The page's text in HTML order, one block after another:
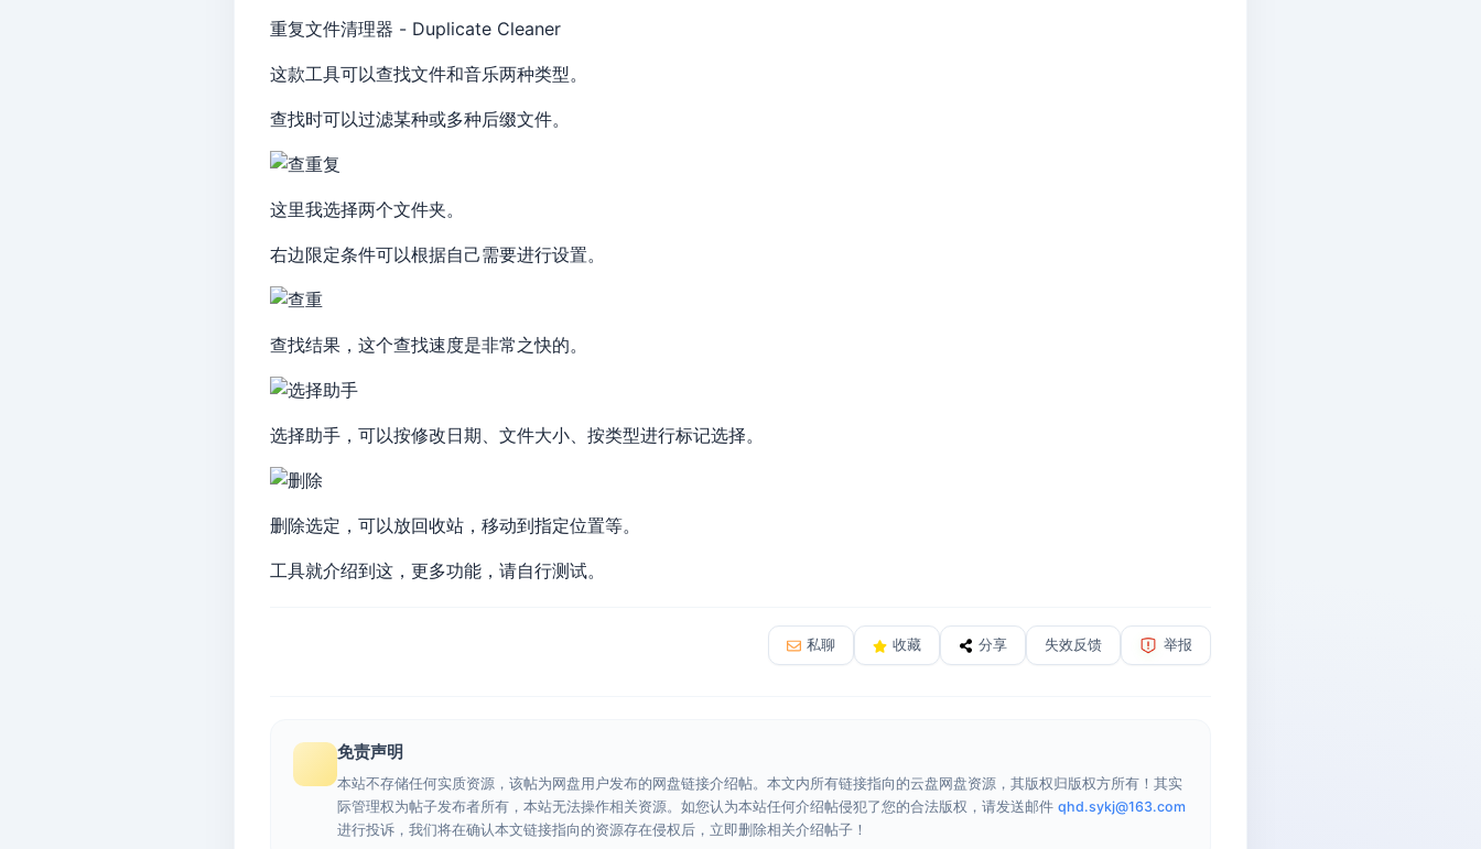
重复文件清理器 - Duplicate Cleaner
这款工具可以查找文件和音乐两种类型。
查找时可以过滤某种或多种后缀文件。
这里我选择两个文件夹。
右边限定条件可以根据自己需要进行设置。
查找结果，这个查找速度是非常之快的。
选择助手，可以按修改日期、文件大小、按类型进行标记选择。
删除选定，可以放回收站，移动到指定位置等。
工具就介绍到这，更多功能，请自行测试。
私聊 收藏 分享 失效反馈 举报
免责声明
本站不存储任何实质资源，该帖为网盘用户发布的网盘链接介绍帖。本文内所有链接指向的云盘网盘资源，其版权归版权方所有！其实
际管理权为帖子发布者所有，本站无法操作相关资源。如您认为本站任何介绍帖侵犯了您的合法版权，请发送邮件 qhd.sykj@163.com
进行投诉，我们将在确认本文链接指向的资源存在侵权后，立即删除相关介绍帖子！